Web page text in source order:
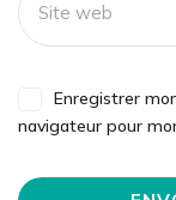
Enregistrer
navigateur pour